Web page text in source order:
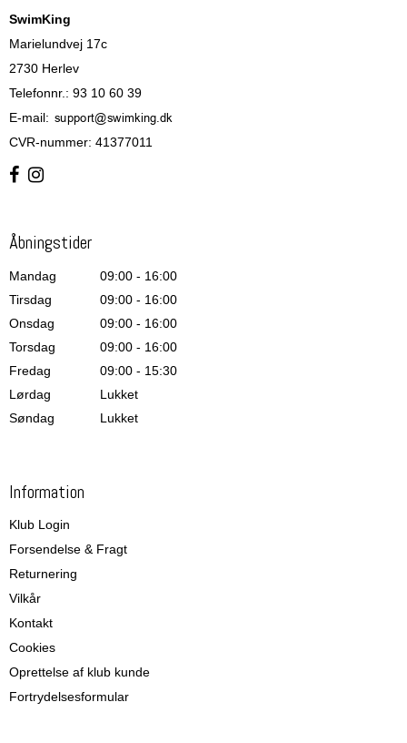
SwimKing
Marielundvej 17c
2730 Herlev
Telefonnr. : 93 10 60 39
E-mail:
CVR-nummer: 41377011
Åbningstider
Mandag
09:00 - 16:00
Tirsdag
09:00 - 16:00
Onsdag
09:00 - 16:00
Torsdag
09:00 - 16:00
Fredag
09:00 - 15:30
Lørdag
Lukket
Søndag
Lukket
Information
Klub Login
Forsendelse & Fragt
Returnering
Vilkår
Kontakt
Cookies
Oprettelse af klub kunde
Fortrydelsesformular